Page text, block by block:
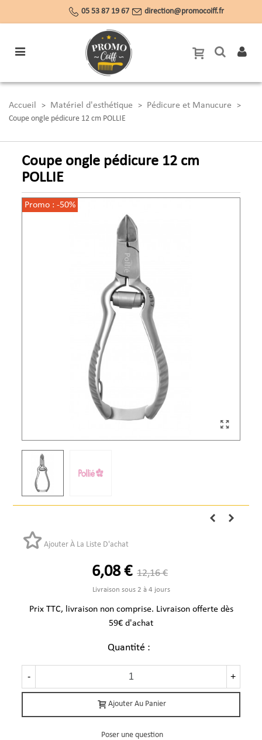
05 53 87 19 67 direction@promocoiff.fr
Accueil > Matériel d'esthétique > Pédicure et Manucure
>
Coupe ongle pédicure 12 cm POLLIE
Coupe ongle pédicure 12 cm
POLLIE
Promo :-50%
Ajouter À La Liste D'achat
6,08 € 12,16 €
Livraison sous 2 à 4 jours
Prix TTC, livraison non comprise. Livraison offerte dès
59€ d'achat
Quantité :
- +
Ajouter Au Panier
Poser une question